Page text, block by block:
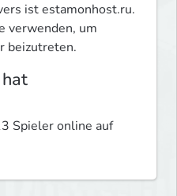
ist estamonhost.ru.
verwenden, um
beizutreten.
Spieler online auf